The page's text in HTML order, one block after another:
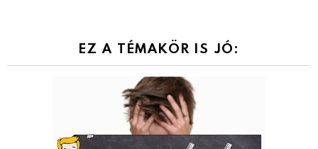
EZ A TÉMAKÖR IS JÓ: